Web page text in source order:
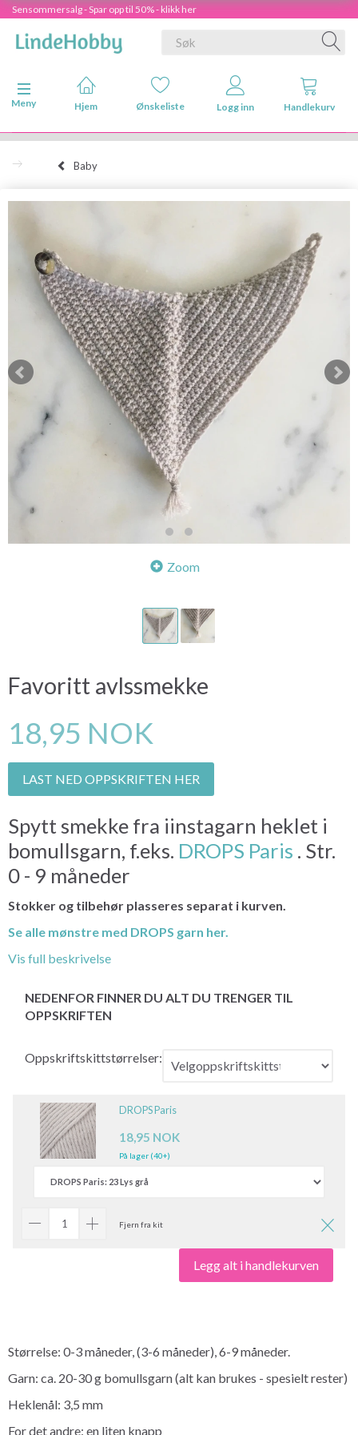
Sensommersalg - Spar opp til 50% - klikk her
Veksle navigasjon
Meny
Hjem Ønskeliste Logg inn Handlekurv
Baby
Zoom
Favoritt avlssmekke
18,95 NOK
LAST NED OPPSKRIFTEN HER
Spytt smekke fra iinstagarn heklet i
bomullsgarn, f.eks. DROPS Paris . Str.
0 - 9 måneder
Stokker og tilbehør plasseres separat i kurven.
Se alle mønstre med DROPS garn her.
Vis full beskrivelse
NEDENFOR FINNER DU ALT DU TRENGER TIL
OPPSKRIFTEN
Oppskriftskittstørrelser:
DROPS Paris
18,95 NOK
På lager (40+)
Fjern fra kit
Legg alt i handlekurven
Størrelse: 0-3 måneder, (3-6 måneder), 6-9 måneder.
Garn: ca. 20-30 g bomullsgarn (alt kan brukes - spesielt rester)
Heklenål: 3,5 mm
For det andre: en liten knapp